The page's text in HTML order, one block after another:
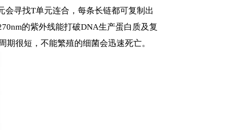
寻找T单元连合，每条长链都可复制出
的紫外线能打破DNA生产蛋白质及复
很短，不能繁殖的细菌会迅速死亡。